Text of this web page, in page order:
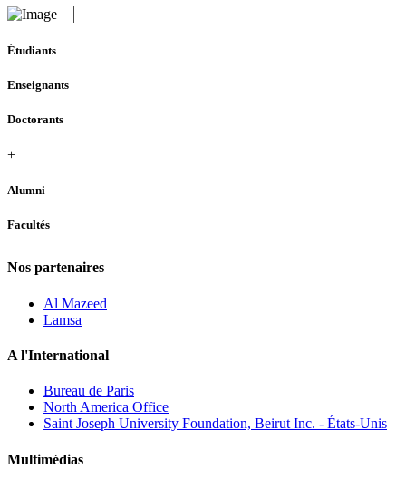
Étudiants
Enseignants
Doctorants
+
Alumni
Facultés
Nos partenaires
Al Mazeed
Lamsa
A l'International
Bureau de Paris
North America Office
Saint Joseph University Foundation, Beirut Inc. - États-Unis
Multimédias